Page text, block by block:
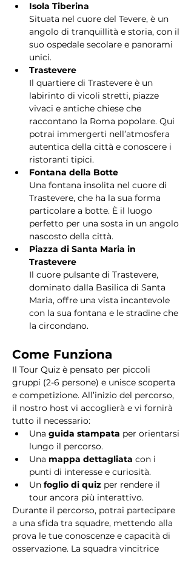
Isola Tiberina
Situata nel cuore del Tevere, è un
angolo di tranquillità e storia, con il
suo ospedale secolare e panorami
unici.
Trastevere
Il quartiere di Trastevere è un
labirinto di vicoli stretti, piazze
vivaci e antiche chiese che
raccontano la Roma popolare. Qui
potrai immergerti nell’atmosfera
autentica della città e conoscere i
ristoranti tipici.
Fontana della Botte
Una fontana insolita nel cuore di
Trastevere, che ha la sua forma
particolare a botte. È il luogo
perfetto per una sosta in un angolo
nascosto della città.
Piazza di Santa Maria in
Trastevere
Il cuore pulsante di Trastevere,
dominato dalla Basilica di Santa
Maria, offre una vista incantevole
con la sua fontana e le stradine che
la circondano.
Come Funziona
Il Tour Quiz è pensato per piccoli
gruppi (2-6 persone) e unisce scoperta
e competizione. All’inizio del percorso,
il nostro host vi accoglierà e vi fornirà
tutto il necessario:
Una guida stampata per orientarsi
lungo il percorso.
Una mappa dettagliata con i
punti di interesse e curiosità.
Un foglio di quiz per rendere il
tour ancora più interattivo.
Durante il percorso, potrai partecipare
a una sfida tra squadre, mettendo alla
prova le tue conoscenze e capacità di
osservazione. La squadra vincitrice